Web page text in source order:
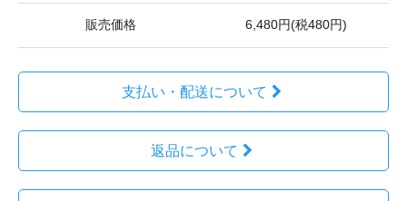
販売価格 6,480円(税480円)
支払い・配送について
返品について